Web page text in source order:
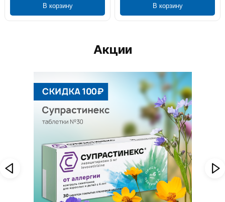
В корзину В корзину
Акции